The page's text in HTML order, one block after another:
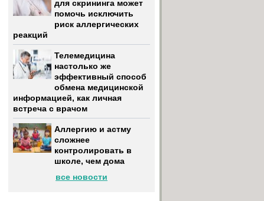
для скрининга может
помочь исключить
риск аллергических
реакций
Телемедицина
настолько же
эффективный способ
обмена медицинской
информацией, как личная
встреча с врачом
Аллергию и астму
сложнее
контролировать в
школе, чем дома
все новости